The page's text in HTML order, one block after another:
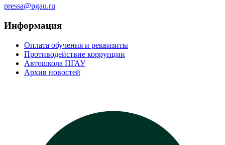
pressa@pgau.ru
Информация
Оплата обучения и реквизиты
Противодействие коррупции
Автошкола ПГАУ
Архив новостей